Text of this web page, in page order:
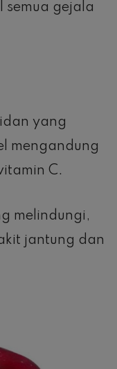
semua gejala
yang
mengandung
C.
melindungi,
jantung dan